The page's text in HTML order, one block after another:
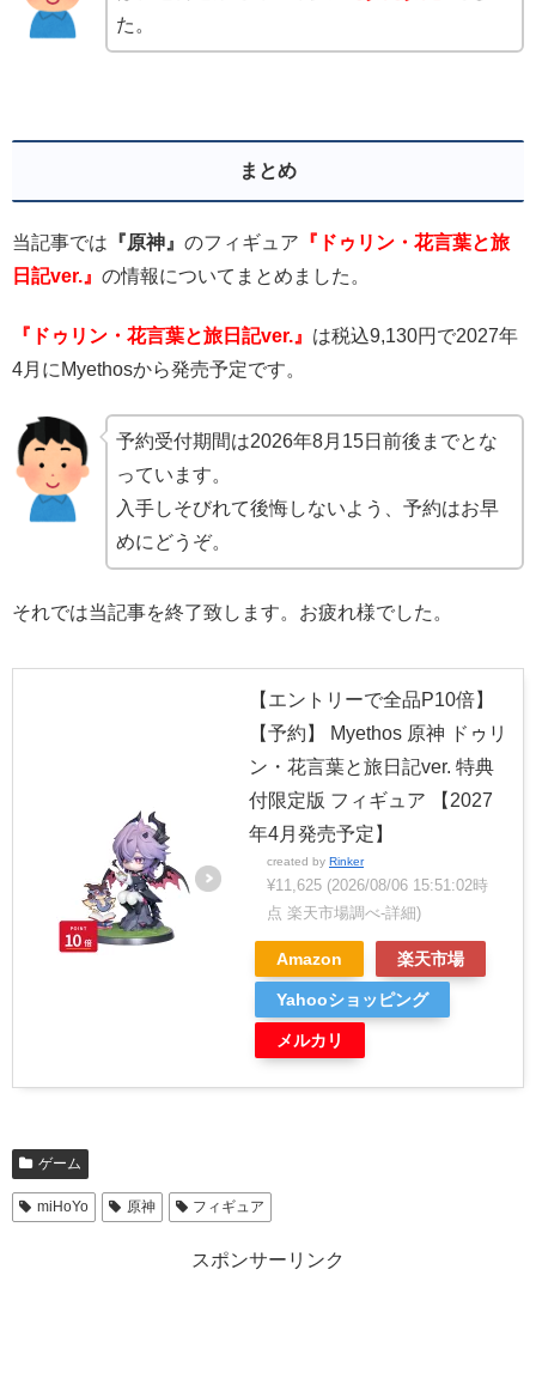
た。
まとめ
当記事では 『原神』 のフィギュア 『ドゥリン・花言葉と旅
日記ver.』 の情報についてまとめました。
『ドゥリン・花言葉と旅日記ver.』 は税込9,130円で2027年
4月にMyethosから発売予定です。
予約受付期間は2026年8月15日前後までとな
っています。
入手しそびれて後悔しないよう、予約はお早
めにどうぞ。
それでは当記事を終了致します。お疲れ様でした。
【エントリーで全品P10倍】
【予約】 Myethos 原神 ドゥリ
ン・花言葉と旅日記ver. 特典
付限定版 フィギュア 【2027
年4月発売予定】
created by Rinker
¥11,625 (2026/08/06 15:51:02時
点 楽天市場調べ-詳細)
Amazon 楽天市場
Yahooショッピング
メルカリ
ゲーム
miHoYo 原神 フィギュア
スポンサーリンク